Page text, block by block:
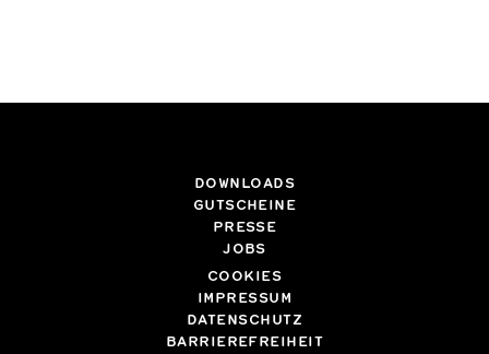
DOWNLOADS
GUTSCHEINE
PRESSE
JOBS
COOKIES
IMPRESSUM
DATENSCHUTZ
BARRIEREFREIHEIT